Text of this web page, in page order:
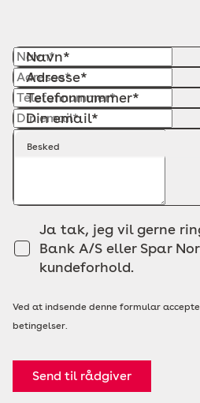
Navn*
Adresse*
Telefonnummer*
Din email*
Besked
Ja tak, jeg vil gerne
Bank A/S eller Spar
kundeforhold.
Ved at indsende denne formular
betingelser.
Send til rådgiver